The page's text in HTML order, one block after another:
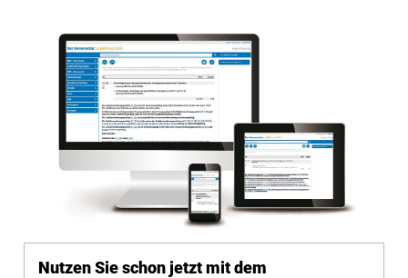
Nutzen Sie schon jetzt mit dem